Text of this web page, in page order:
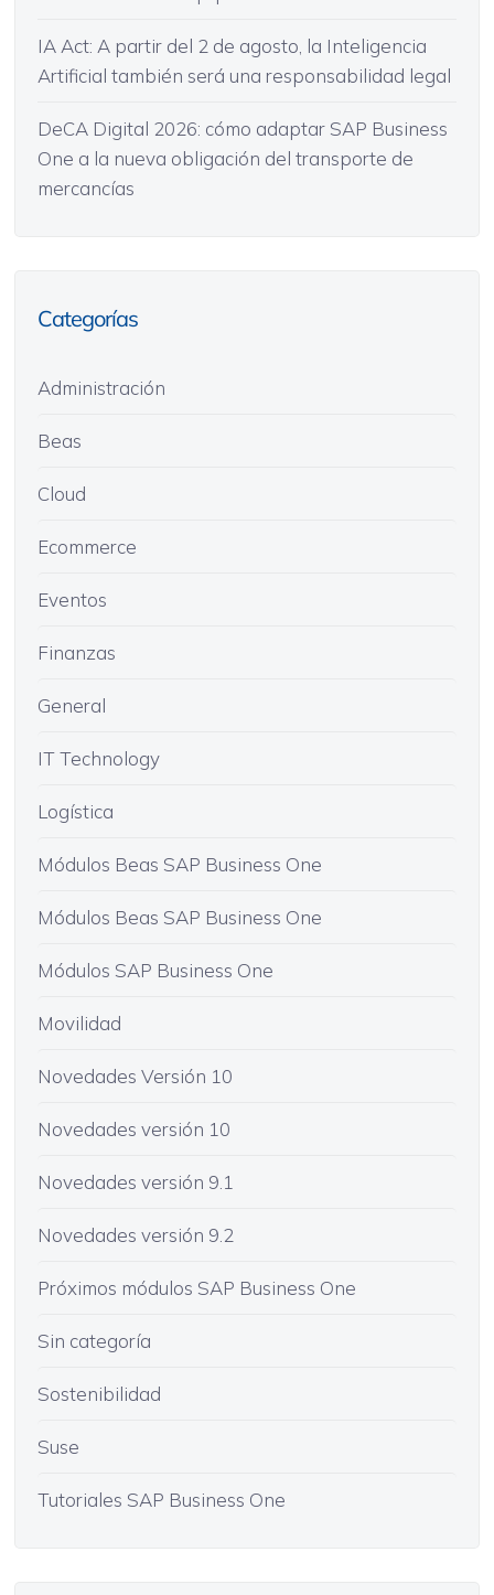
IA Act: A partir del 2 de agosto, la Inteligencia
Artificial también será una responsabilidad legal
DeCA Digital 2026: cómo adaptar SAP Business
One a la nueva obligación del transporte de
mercancías
Categorías
Administración
Beas
Cloud
Ecommerce
Eventos
Finanzas
General
IT Technology
Logística
Módulos Beas SAP Business One
Módulos Beas SAP Business One
Módulos SAP Business One
Movilidad
Novedades Versión 10
Novedades versión 10
Novedades versión 9.1
Novedades versión 9.2
Próximos módulos SAP Business One
Sin categoría
Sostenibilidad
Suse
Tutoriales SAP Business One